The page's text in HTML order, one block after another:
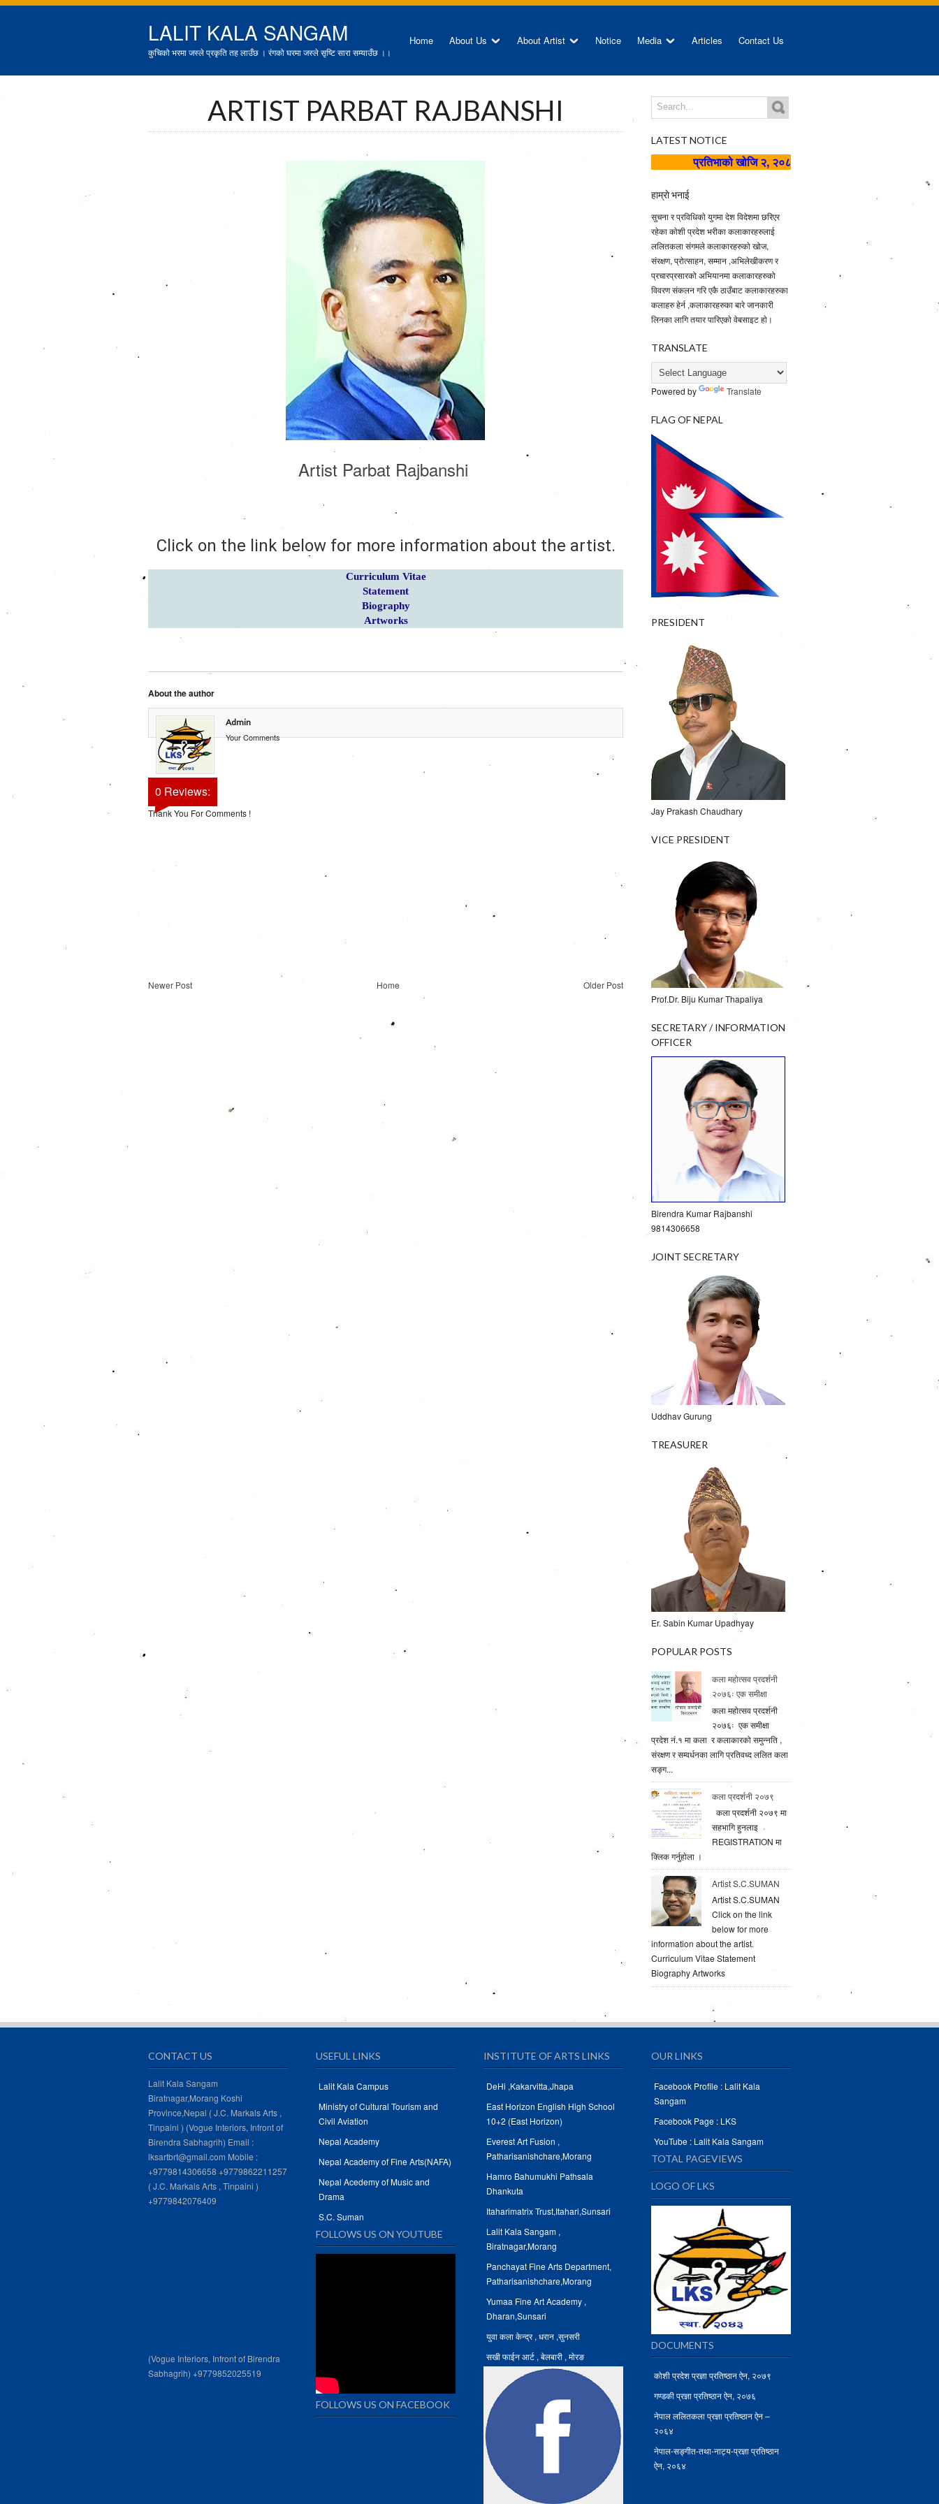
LALIT KALA SANGAM
कुचिको भरमा जस्ले प्रकृति तह लाउँछ । रंगको घरमा जस्ले सृष्टि सारा सम्याउँछ ।।
Home About Us About Artist Notice Media Articles Contact Us
ARTIST PARBAT RAJBANSHI
Artist Parbat Rajbanshi
Click on the link below for more information about the artist.
Curriculum Vitae
Statement
Biography
Artworks
About the author
Admin
Your Comments
0 Reviews:
Thank You For Comments !
Newer Post Home Older Post
LATEST NOTICE
प्रतिभाको खोजि २, २०८२ को सुचना
हाम्राे भनाई
सुचना र प्रविधिकाे युगमा देश विदेशमा छरिएर
रहेका काेशी प्रदेश भरीका कलाकारहरुलाई
ललितकला संगमले कलाकारहरुकाे खोज,
संरक्षण, प्रोत्साहन, सम्मान ,अभिलेखीकरण र
प्रचारप्रसारको अभियानमा कलाकारहरुको
विवरण संकलन गरि एकै ठाउँबाट कलाकारहरुका
कलाहरु हेर्न ,कलाकारहरुका बारे जानकारी
लिनका लागि तयार पारिएकाे वेबसाइट हाे।
TRANSLATE
Powered by Translate
FLAG OF NEPAL
PRESIDENT
Jay Prakash Chaudhary
VICE PRESIDENT
Prof.Dr. Biju Kumar Thapaliya
SECRETARY / INFORMATION
OFFICER
Birendra Kumar Rajbanshi
9814306658
JOINT SECRETARY
Uddhav Gurung
TREASURER
Er. Sabin Kumar Upadhyay
POPULAR POSTS
कला महोत्सव प्रदर्शनी
२०७६ः एक समीक्षा
कला महोत्सव प्रदर्शनी
२०७६ः एक समीक्षा
प्रदेश नं.१ मा कला र कलाकारको समुन्नति ,
संरक्षण र सम्वर्धनका लागि प्रतिवध्द ललित कला
सङ्ग...
कला प्रदर्शनी २०७९
कला प्रदर्शनी २०७९ मा
सहभागि हुनलाइ
REGISTRATION मा
क्लिक गर्नुहाेला ।
Artist S.C.SUMAN
Artist S.C.SUMAN
Click on the link
below for more
information about the artist.
Curriculum Vitae Statement
Biography Artworks
CONTACT US
Lalit Kala Sangam
Biratnagar,Morang Koshi
Province,Nepal ( J.C. Markals Arts ,
Tinpaini ) (Vogue Interiors, Infront of
Birendra Sabhagrih) Email :
lksartbrt@gmail.com Mobile :
+9779814306658 +9779862211257
( J.C. Markals Arts , Tinpaini )
+9779842076409
(Vogue Interiors, Infront of Birendra
Sabhagrih) +9779852025519
USEFUL LINKS
Lalit Kala Campus
Ministry of Cultural Tourism and
Civil Aviation
Nepal Academy
Nepal Academy of Fine Arts(NAFA)
Nepal Acedemy of Music and
Drama
S.C. Suman
FOLLOWS US ON YOUTUBE
FOLLOWS US ON FACEBOOK
INSTITUTE OF ARTS LINKS
DeHi ,Kakarvitta,Jhapa
East Horizon English High School
10+2 (East Horizon)
Everest Art Fusion ,
Patharisanishchare,Morang
Hamro Bahumukhi Pathsala
Dhankuta
Itaharimatrix Trust,Itahari,Sunsari
Lalit Kala Sangam ,
Biratnagar,Morang
Panchayat Fine Arts Department,
Patharisanishchare,Morang
Yumaa Fine Art Academy ,
Dharan,Sunsari
युवा कला केन्द्र , धरान ,सुनसरी
सखी फाईन आर्ट , बेलबारी , माेरङ
OUR LINKS
Facebook Profile : Lalit Kala
Sangam
Facebook Page : LKS
YouTube : Lalit Kala Sangam
TOTAL PAGEVIEWS
LOGO OF LKS
DOCUMENTS
कोशी प्रदेश प्रज्ञा प्रतिष्ठान ऐन, २०७९
गण्डकी प्रज्ञा प्रतिष्ठान ऐन, २०७६
नेपाल ललितकला प्रज्ञा प्रतिष्ठान ऐन –
२०६४
नेपाल-सङ्गीत-तथा-नाट्य-प्रज्ञा प्रतिष्ठान
ऐन, २०६४